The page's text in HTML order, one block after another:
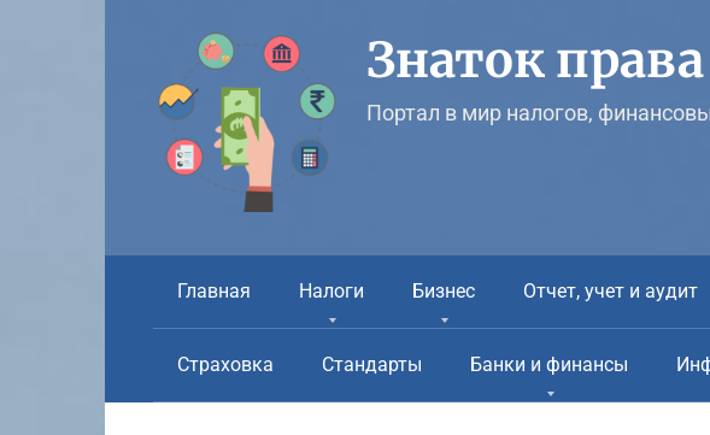
Знаток права
Портал в мир налогов,
Главная Налоги Бизнес Отчет, учет и аудит
Страховка Стандарты Банки и финансы